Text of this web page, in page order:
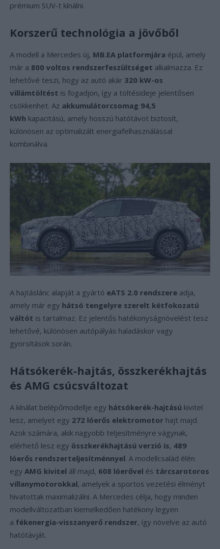
prémium SUV-t kínálni.
Korszerű technológia a jövőből
A modell a Mercedes új, MB.EA platformjára épül, amely
már a 800 voltos rendszerfeszültséget alkalmazza. Ez
lehetővé teszi, hogy az autó akár 320 kW-os
villámtöltést is fogadjon, így a töltésideje jelentősen
csökkenhet. Az akkumulátorcsomag 94,5
kWh kapacitású, amely hosszú hatótávot biztosít,
különösen az optimalizált energiafelhasználással
kombinálva.
A hajtáslánc alapját a gyártó eATS 2.0 rendszere adja,
amely már egy hátsó tengelyre szerelt kétfokozatú
váltót is tartalmaz. Ez jelentős hatékonyságnövelést tesz
lehetővé, különösen autópályás haladáskor vagy
gyorsítások során.
Hátsókerék-hajtás, összkerékhajtás
és AMG csúcsváltozat
A kínálat belépőmodellje egy hátsókerék-hajtású kivitel
lesz, amelyet egy 272 lóerős elektromotor hajt majd.
Azok számára, akik nagyobb teljesítményre vágynak,
elérhető lesz egy összkerékhajtású verzió is, 489
lóerős rendszerteljesítménnyel. A modellcsalád élén
egy AMG kivitel áll majd, 608 lóerővel és tárcsarotoros
villanymotorokkal, amelyek a sportos vezetési élményt
hivatottak maximalizálni. A Mercedes célja, hogy minden
modellváltozatban kiemelkedően hatékony legyen
a fékenergia-visszanyerő rendszer, így növelve az autó
hatótávját.